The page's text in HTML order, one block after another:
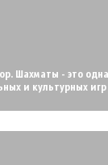
Шахматы - это
и культурных игр